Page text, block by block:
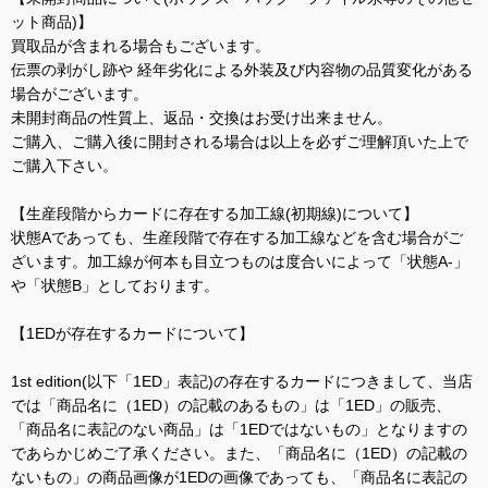
ット商品)】
買取品が含まれる場合もございます。
伝票の剥がし跡や 経年劣化による外装及び内容物の品質変化がある
場合がございます。
未開封商品の性質上、返品・交換はお受け出来ません。
ご購入、ご購入後に開封される場合は以上を必ずご理解頂いた上で
ご購入下さい。
【生産段階からカードに存在する加工線(初期線)について】
状態Aであっても、生産段階で存在する加工線などを含む場合がご
ざいます。加工線が何本も目立つものは度合いによって「状態A-」
や「状態B」としております。
【1EDが存在するカードについて】
1st edition(以下「1ED」表記)の存在するカードにつきまして、当店
では「商品名に（1ED）の記載のあるもの」は「1ED」の販売、
「商品名に表記のない商品」は「1EDではないもの」となりますの
であらかじめご了承ください。また、「商品名に（1ED）の記載の
ないもの」の商品画像が1EDの画像であっても、「商品名に表記の